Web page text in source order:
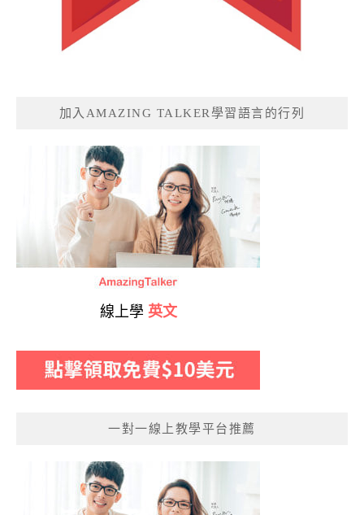
加入AMAZING TALKER學習語言的行列
線上學 英文
一對一線上教學平台推薦